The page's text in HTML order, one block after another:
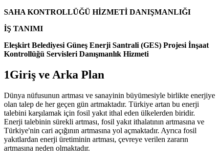
SAHA KONTROLLÜĞÜ HİZMETİ DANIŞMANLIĞI
İŞ TANIMI
Eleşkirt Belediyesi Güneş Enerji Santrali (GES) Projesi İnşaat
Kontrollüğü Servisleri Danışmanlık Hizmeti
1Giriş ve Arka Plan
Dünya nüfusunun artması ve sanayinin büyümesiyle birlikte enerjiye
olan talep de her geçen gün artmaktadır. Türkiye artan bu enerji
talebini karşılamak için fosil yakıt ithal eden ülkelerden biridir.
Enerji talebinin sürekli artması, fosil yakıt ithalatının artmasına ve
Türkiye'nin cari açığının artmasına yol açmaktadır. Ayrıca fosil
yakıtlardan enerji üretiminin artması, çevreye verilen zararın
artmasına neden olmaktadır.